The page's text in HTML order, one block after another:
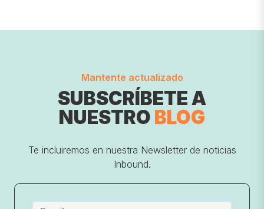
Mantente actualizado
SUBSCRÍBETE A
NUESTRO BLOG
Te incluiremos en nuestra Newsletter de noticias
Inbound.